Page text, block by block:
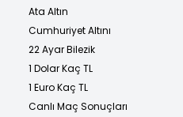
Ata Altın
Cumhuriyet Altını
22 Ayar Bilezik
1 Dolar Kaç TL
1 Euro Kaç TL
Canlı Maç Sonuçları